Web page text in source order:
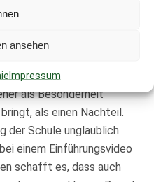
ansehen
Impressum
zu lesen, da hat der
programmiert zu haben.
als Besonderheit
als einen Nachteil.
der Schule unglaublich
einem Einführungsvideo
schafft es, dass auch